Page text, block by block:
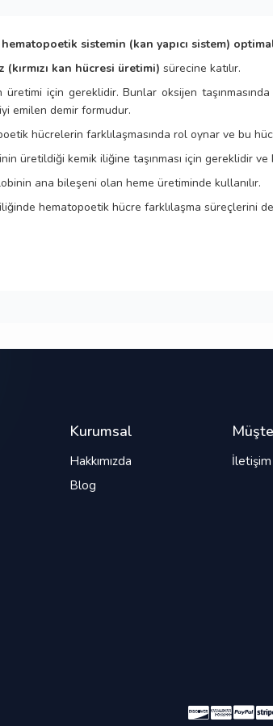
sistemin (kan yapıcı sistem)
(kırmızı kan hücresi üretimi) sürecine katılır.
için gereklidir. Bunlar oksijen
emilen demir formudur.
hücrelerin farklılaşmasında rol oynar ve bu
üretildiği kemik iliğine taşınması için gereklidir
ana bileşeni olan heme üretiminde kullanılır.
hematopoetik hücre farklılaşma süreçlerini
Kurumsal
Hakkımızda
Blog
İletişim